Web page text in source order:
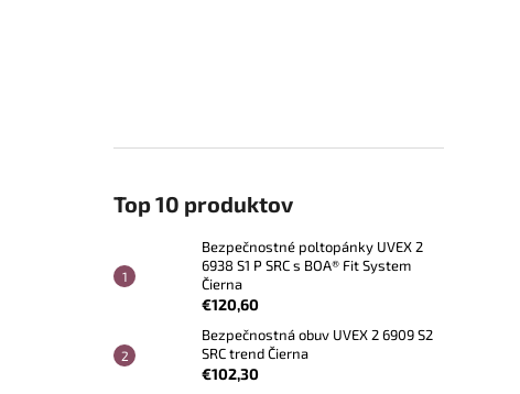
Top 10 produktov
Bezpečnostné poltopánky UVEX 2
6938 S1 P SRC s BOA® Fit System
Čierna
€120,60
Bezpečnostná obuv UVEX 2 6909 S2
SRC trend Čierna
€102,30